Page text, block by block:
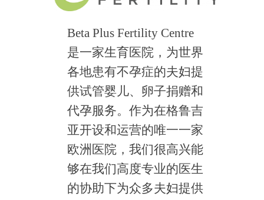
Beta Plus Fertility Centre
是一家生育医院，为世界
各地患有不孕症的夫妇提
供试管婴儿、卵子捐赠和
代孕服务。作为在格鲁吉
亚开设和运营的唯一一家
欧洲医院，我们很高兴能
够在我们高度专业的医生
的协助下为众多夫妇提供